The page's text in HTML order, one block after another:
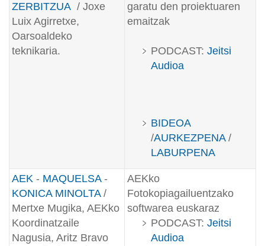
ZERBITZUA / Joxe
Luix Agirretxe,
Oarsoaldeko
teknikaria.
garatu den proiektuaren
emaitzak
PODCAST: Jeitsi
Audioa
BIDEOA
/AURKEZPENA /
LABURPENA
AEK - MAQUELSA -
KONICA MINOLTA/
Mertxe Mugika, AEKko
Koordinatzaile
Nagusia, Aritz Bravo
AEKko
Fotokopiagailuentzako
softwarea euskaraz
PODCAST: Jeitsi
Audioa